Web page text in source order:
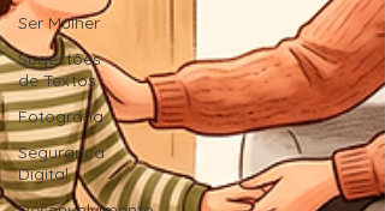
Ser Mulher
Sugestões
de Textos
Fotografia
Segurança
Digital